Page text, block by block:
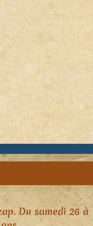
Du samedi 26 à